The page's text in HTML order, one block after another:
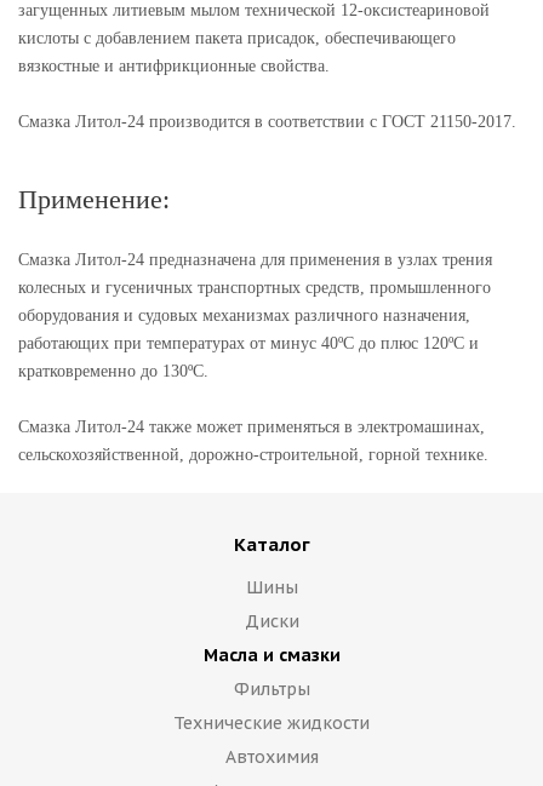
загущенных литиевым мылом технической 12-оксистеариновой
кислоты с добавлением пакета присадок, обеспечивающего
вязкостные и антифрикционные свойства.
Смазка Литол-24 производится в соответствии с ГОСТ 21150-2017.
Применение:
Смазка Литол-24 предназначена для применения в узлах трения
колесных и гусеничных транспортных средств, промышленного
оборудования и судовых механизмах различного назначения,
работающих при температурах от минус 40ºС до плюс 120ºС и
кратковременно до 130ºС.
Смазка Литол-24 также может применяться в электромашинах,
сельскохозяйственной, дорожно-строительной, горной технике.
Каталог
Шины
Диски
Масла и смазки
Фильтры
Технические жидкости
Автохимия